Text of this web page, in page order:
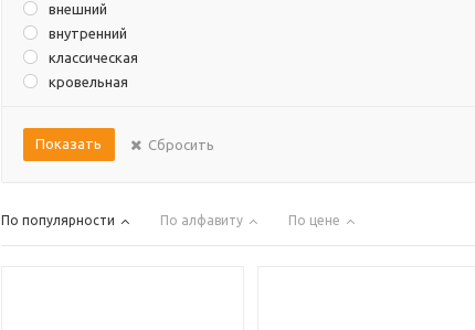
внешний
внутренний
классическая
кровельная
левый
правая
Показать Сбросить
По популярности По алфавиту По цене